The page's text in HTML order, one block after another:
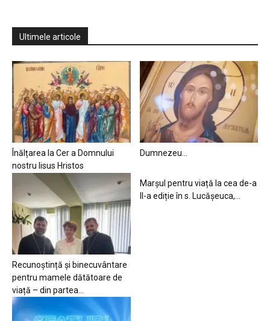
Ultimele articole
Înălțarea la Cer a Domnului
nostru Iisus Hristos
Dumnezeu…
Recunoștință și binecuvântare
pentru mamele dătătoare de
viață – din partea...
Marșul pentru viață la cea de-a
II-a ediție în s. Lucășeuca,...